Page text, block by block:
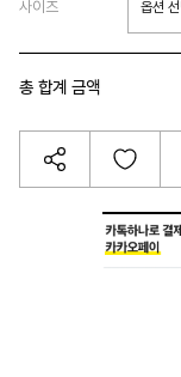
사이즈
총 합계 금액